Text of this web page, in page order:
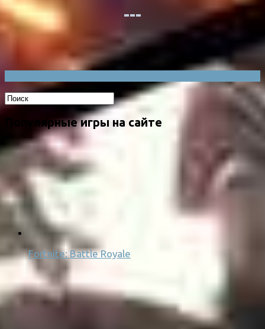
Популярные игры на сайте
Fortnite: Battle Royale